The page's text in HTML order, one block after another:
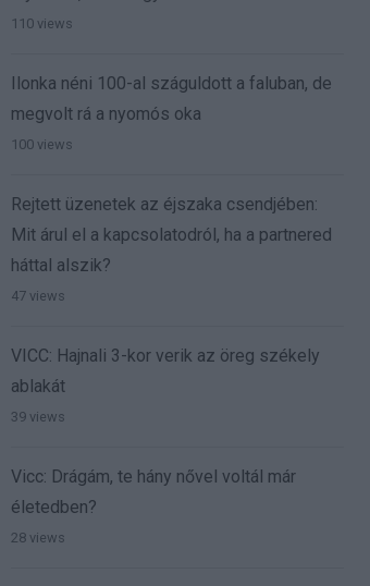
110 views
Ilonka néni 100-al száguldott a faluban, de
megvolt rá a nyomós oka
100 views
Rejtett üzenetek az éjszaka csendjében:
Mit árul el a kapcsolatodról, ha a partnered
háttal alszik?
47 views
VICC: Hajnali 3-kor verik az öreg székely
ablakát
39 views
Vicc: Drágám, te hány nővel voltál már
életedben?
28 views